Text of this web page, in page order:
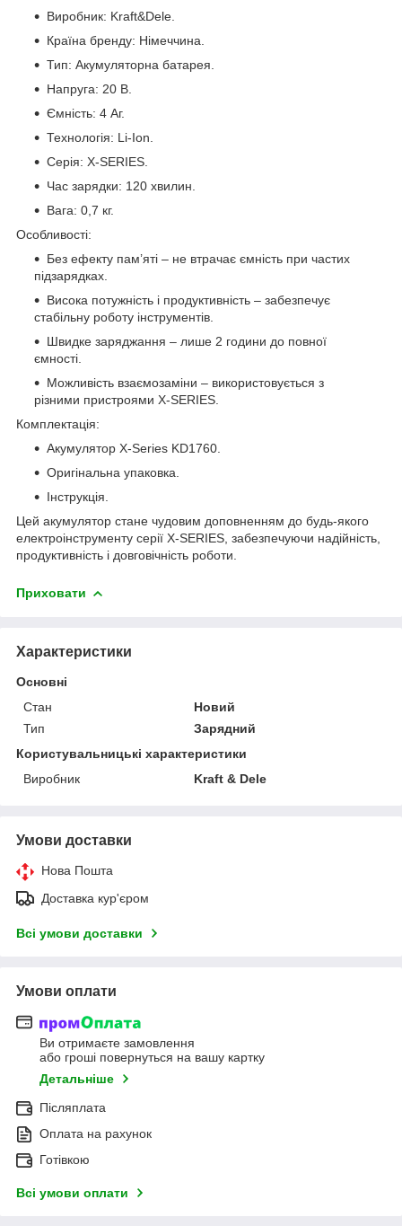
Виробник: Kraft&Dele.
Країна бренду: Німеччина.
Тип: Акумуляторна батарея.
Напруга: 20 В.
Ємність: 4 Аг.
Технологія: Li-Ion.
Серія: X-SERIES.
Час зарядки: 120 хвилин.
Вага: 0,7 кг.
Особливості:
Без ефекту пам’яті – не втрачає ємність при частих
підзарядках.
Висока потужність і продуктивність – забезпечує
стабільну роботу інструментів.
Швидке заряджання – лише 2 години до повної
ємності.
Можливість взаємозаміни – використовується з
різними пристроями X-SERIES.
Комплектація:
Акумулятор X-Series KD1760.
Оригінальна упаковка.
Інструкція.
Цей акумулятор стане чудовим доповненням до будь-якого
електроінструменту серії X-SERIES, забезпечуючи надійність,
продуктивність і довговічність роботи.
Приховати
Характеристики
Основні
Стан
Новий
Тип
Зарядний
Користувальницькі характеристики
Виробник
Kraft & Dele
Умови доставки
Нова Пошта
Доставка кур'єром
Всі умови доставки
Умови оплати
Ви отримаєте замовлення
або гроші повернуться на вашу картку
Детальніше
Післяплата
Оплата на рахунок
Готівкою
Всі умови оплати